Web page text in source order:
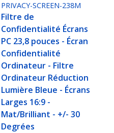
PRIVACY-SCREEN-238M
Filtre de
Confidentialité Écrans
PC 23,8 pouces - Écran
Confidentialité
Ordinateur - Filtre
Ordinateur Réduction
Lumière Bleue - Écrans
Larges 16:9 -
Mat/Brilliant - +/- 30
Degrées